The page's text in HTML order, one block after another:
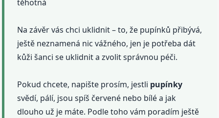
těhotná
Na závěr vás chci uklidnit – to, že pupínků přibývá,
ještě neznamená nic vážného, jen je potřeba dát
kůži šanci se uklidnit a zvolit správnou péči.
Pokud chcete, napište prosím, jestli pupínky
svědí, pálí, jsou spíš červené nebo bílé a jak
dlouho už je máte. Podle toho vám poradím ještě